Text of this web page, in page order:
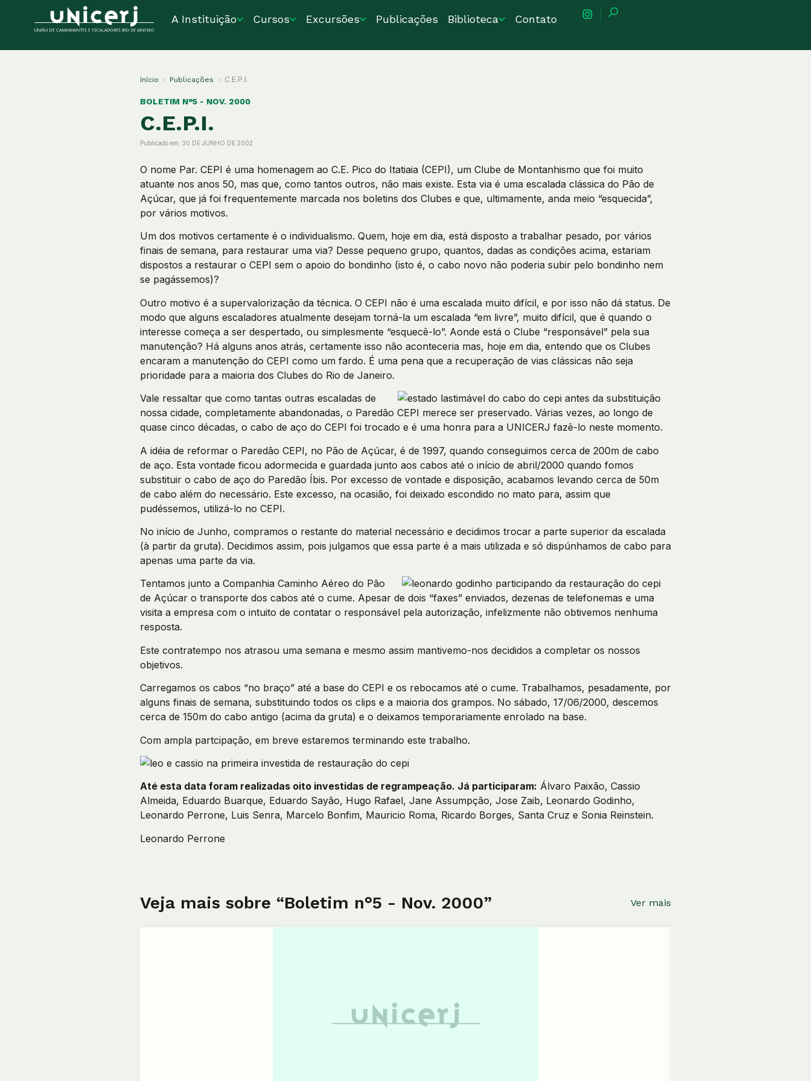
A Instituição Cursos Excursões Publicações Biblioteca Contato
Início Publicações C.E.P.I.
BOLETIM N°5 - NOV. 2000
C.E.P.I.
Publicado em: 30 DE JUNHO DE 2002
O nome Par. CEPI é uma homenagem ao C.E. Pico do Itatiaia (CEPI), um Clube de Montanhismo que foi muito
atuante nos anos 50, mas que, como tantos outros, não mais existe. Esta via é uma escalada clássica do Pão de
Açúcar, que já foi frequentemente marcada nos boletins dos Clubes e que, ultimamente, anda meio “esquecida”,
por vários motivos.
Um dos motivos certamente é o individualismo. Quem, hoje em dia, está disposto a trabalhar pesado, por vários
finais de semana, para restaurar uma via? Desse pequeno grupo, quantos, dadas as condições acima, estariam
dispostos a restaurar o CEPI sem o apoio do bondinho (isto é, o cabo novo não poderia subir pelo bondinho nem
se pagássemos)?
Outro motivo é a supervalorização da técnica. O CEPI não é uma escalada muito difícil, e por isso não dá status. De
modo que alguns escaladores atualmente desejam torná-la um escalada “em livre”, muito difícil, que é quando o
interesse começa a ser despertado, ou simplesmente “esquecê-lo”. Aonde está o Clube “responsável” pela sua
manutenção? Há alguns anos atrás, certamente isso não aconteceria mas, hoje em dia, entendo que os Clubes
encaram a manutenção do CEPI como um fardo. É uma pena que a recuperação de vias clássicas não seja
prioridade para a maioria dos Clubes do Rio de Janeiro.
Vale ressaltar que como tantas outras escaladas de
nossa cidade, completamente abandonadas, o Paredão CEPI merece ser preservado. Várias vezes, ao longo de
quase cinco décadas, o cabo de aço do CEPI foi trocado e é uma honra para a UNICERJ fazê-lo neste momento.
A idéia de reformar o Paredão CEPI, no Pão de Açúcar, é de 1997, quando conseguimos cerca de 200m de cabo
de aço. Esta vontade ficou adormecida e guardada junto aos cabos até o início de abril/2000 quando fomos
substituir o cabo de aço do Paredão Íbis. Por excesso de vontade e disposição, acabamos levando cerca de 50m
de cabo além do necessário. Este excesso, na ocasião, foi deixado escondido no mato para, assim que
pudéssemos, utilizá-lo no CEPI.
No início de Junho, compramos o restante do material necessário e decidimos trocar a parte superior da escalada
(à partir da gruta). Decidimos assim, pois julgamos que essa parte é a mais utilizada e só dispúnhamos de cabo para
apenas uma parte da via.
Tentamos junto a Companhia Caminho Aéreo do Pão
de Açúcar o transporte dos cabos até o cume. Apesar de dois “faxes” enviados, dezenas de telefonemas e uma
visita a empresa com o intuito de contatar o responsável pela autorização, infelizmente não obtivemos nenhuma
resposta.
Este contratempo nos atrasou uma semana e mesmo assim mantivemo-nos decididos a completar os nossos
objetivos.
Carregamos os cabos “no braço” até a base do CEPI e os rebocamos até o cume. Trabalhamos, pesadamente, por
alguns finais de semana, substituindo todos os clips e a maioria dos grampos. No sábado, 17/06/2000, descemos
cerca de 150m do cabo antigo (acima da gruta) e o deixamos temporariamente enrolado na base.
Com ampla partcipação, em breve estaremos terminando este trabalho.
Até esta data foram realizadas oito investidas de regrampeação. Já participaram: Álvaro Paixão, Cassio
Almeida, Eduardo Buarque, Eduardo Sayão, Hugo Rafael, Jane Assumpção, Jose Zaib, Leonardo Godinho,
Leonardo Perrone, Luis Senra, Marcelo Bonfim, Mauricio Roma, Ricardo Borges, Santa Cruz e Sonia Reinstein.
Leonardo Perrone
Veja mais sobre “Boletim n°5 - Nov. 2000” Ver mais